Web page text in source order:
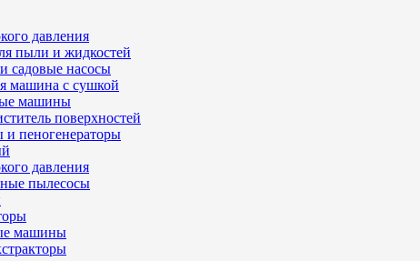
давления
пыли и жидкостей
садовые насосы
машина с сушкой
машины
поверхностей
и пеногенераторы
давления
пылесосы
машины